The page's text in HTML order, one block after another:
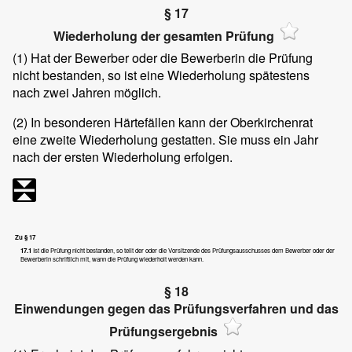
§ 17
Wiederholung der gesamten Prüfung
(1) Hat der Bewerber oder die Bewerberin die Prüfung
nicht bestanden, so ist eine Wiederholung spätestens
nach zwei Jahren möglich.
(2) In besonderen Härtefällen kann der Oberkirchenrat
eine zweite Wiederholung gestatten. Sie muss ein Jahr
nach der ersten Wiederholung erfolgen.
Zu § 17
17.1 Ist die Prüfung nicht bestanden, so teilt der oder die Vorsitzende des Prüfungsausschusses dem Bewerber oder der
Bewerberin schriftlich mit, wann die Prüfung wiederholt werden kann.
§ 18
Einwendungen gegen das Prüfungsverfahren und das
Prüfungsergebnis